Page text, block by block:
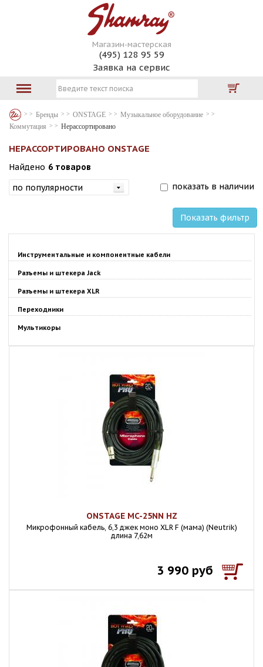
Магазин-мастерская
(495) 128 95 59
Заявка на сервис
Бренды ONSTAGE
Музыкальное оборудование
Коммутация
Нерассортировано
НЕРАССОРТИРОВАНО ONSTAGE
Найдено 6 товаров
показать в наличии
Показать фильтр
Инструментальные и компонентные кабели
Разъемы и штекера Jack
Разъемы и штекера XLR
Переходники
Мультикоры
ONSTAGE MC-25NN HZ
Микpoфонный кабель, 6,3 джек моно XLR F (мама) (Neutrik)
длина 7,62м
3 990 руб